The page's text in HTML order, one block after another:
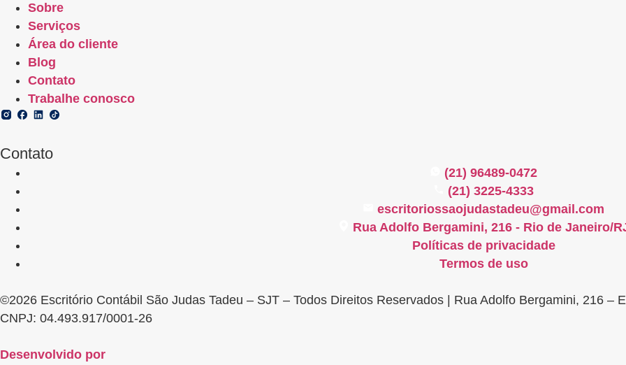
Sobre
Serviços
Área do cliente
Blog
Contato
Trabalhe conosco
Contato
(21) 96489-0472
(21) 3225-4333
escritoriossaojudastadeu@gmail.com
Rua Adolfo Bergamini, 216 - Rio de Janeiro/
Políticas de privacidade
Termos de uso
©2026 Escritório Contábil São Judas Tadeu – SJT – Todos Direitos Reservados | Rua Adolfo Bergamini, 216 –
CNPJ: 04.493.917/0001-26
Desenvolvido por